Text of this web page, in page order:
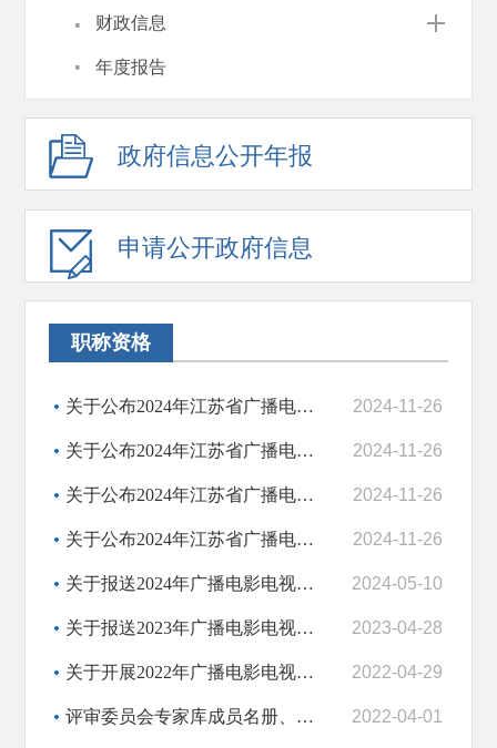
· 财政信息
· 年度报告
政府信息公开年报
申请公开政府信息
职称资格
关于公布2024年江苏省广播电视工程专业高级专业技术资格评审委员会评审结果的通知 2024-11-26
关于公布2024年江苏省广播电视播音专业高级专业技术资格评审委员会评审结果的通知 2024-11-26
关于公布2024年江苏省广播电视播音专业中级初级专业技术资格评审委员会评审结果的... 2024-11-26
关于公布2024年江苏省广播电视工程专业中级初级专业技术资格评审委员会评审结果的... 2024-11-26
关于报送2024年广播电影电视工程和播音专业人员技术资格评审材料的通知 2024-05-10
关于报送2023年广播电影电视工程和播音专业人员技术资格评审材料的通知 2023-04-28
关于开展2022年广播电影电视工程和播音主持专业技术资格评审工作的通知 2022-04-29
评审委员会专家库成员名册、评审专家库成员推荐表 2022-04-01